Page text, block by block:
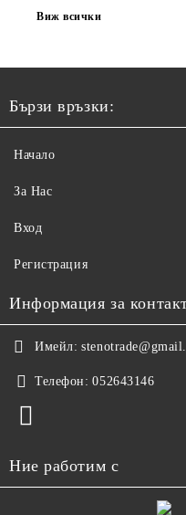
Виж всички
Бързи връзки:
Начало
За Нас
Вход
Регистрация
Информация за
Имейл:
Телефон: 052643146
Ние работим с